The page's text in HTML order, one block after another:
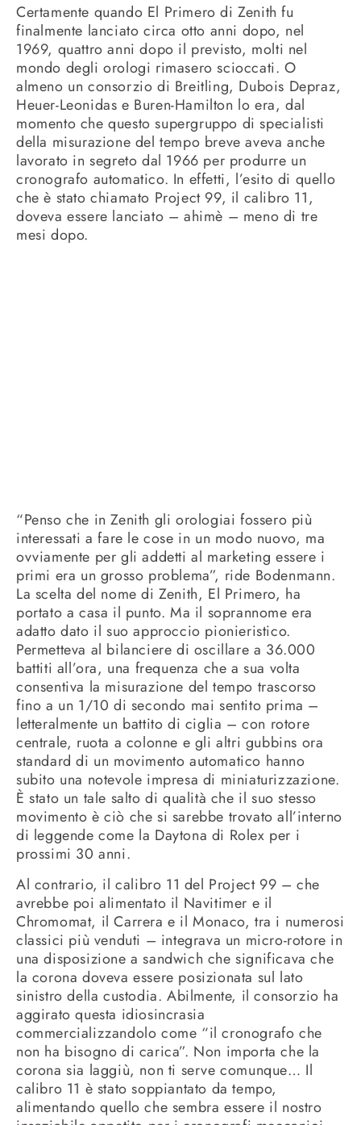
Certamente quando El Primero di Zenith fu
finalmente lanciato circa otto anni dopo, nel
1969, quattro anni dopo il previsto, molti nel
mondo degli orologi rimasero scioccati. O
almeno un consorzio di Breitling, Dubois Depraz,
Heuer-Leonidas e Buren-Hamilton lo era, dal
momento che questo supergruppo di specialisti
della misurazione del tempo breve aveva anche
lavorato in segreto dal 1966 per produrre un
cronografo automatico. In effetti, l’esito di quello
che è stato chiamato Project 99, il calibro 11,
doveva essere lanciato – ahimè – meno di tre
mesi dopo.
“Penso che in Zenith gli orologiai fossero più
interessati a fare le cose in un modo nuovo, ma
ovviamente per gli addetti al marketing essere i
primi era un grosso problema”, ride Bodenmann.
La scelta del nome di Zenith, El Primero, ha
portato a casa il punto. Ma il soprannome era
adatto dato il suo approccio pionieristico.
Permetteva al bilanciere di oscillare a 36.000
battiti all’ora, una frequenza che a sua volta
consentiva la misurazione del tempo trascorso
fino a un 1/10 di secondo mai sentito prima –
letteralmente un battito di ciglia – con rotore
centrale, ruota a colonne e gli altri gubbins ora
standard di un movimento automatico hanno
subito una notevole impresa di miniaturizzazione.
È stato un tale salto di qualità che il suo stesso
movimento è ciò che si sarebbe trovato all’interno
di leggende come la Daytona di Rolex per i
prossimi 30 anni.
Al contrario, il calibro 11 del Project 99 – che
avrebbe poi alimentato il Navitimer e il
Chromomat, il Carrera e il Monaco, tra i numerosi
classici più venduti – integrava un micro-rotore in
una disposizione a sandwich che significava che
la corona doveva essere posizionata sul lato
sinistro della custodia. Abilmente, il consorzio ha
aggirato questa idiosincrasia
commercializzandolo come “il cronografo che
non ha bisogno di carica”. Non importa che la
corona sia laggiù, non ti serve comunque… Il
calibro 11 è stato soppiantato da tempo,
alimentando quello che sembra essere il nostro